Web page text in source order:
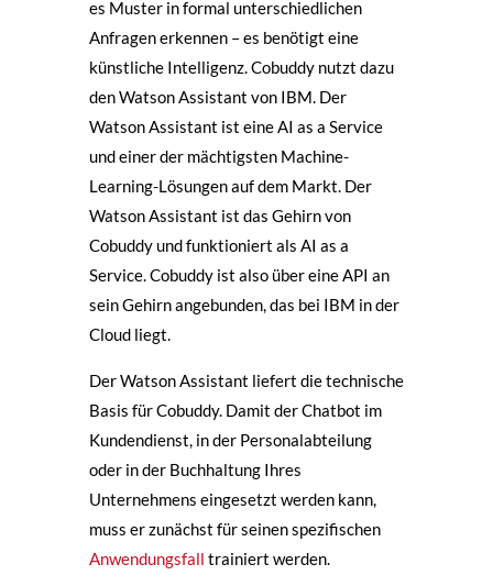
es Muster in formal unterschiedlichen
Anfragen erkennen – es benötigt eine
künstliche Intelligenz. Cobuddy nutzt dazu
den Watson Assistant von IBM. Der
Watson Assistant ist eine AI as a Service
und einer der mächtigsten Machine-
Learning-Lösungen auf dem Markt. Der
Watson Assistant ist das Gehirn von
Cobuddy und funktioniert als AI as a
Service. Cobuddy ist also über eine API an
sein Gehirn angebunden, das bei IBM in der
Cloud liegt.
Der Watson Assistant liefert die technische
Basis für Cobuddy. Damit der Chatbot im
Kundendienst, in der Personalabteilung
oder in der Buchhaltung Ihres
Unternehmens eingesetzt werden kann,
muss er zunächst für seinen spezifischen
Anwendungsfall trainiert werden.